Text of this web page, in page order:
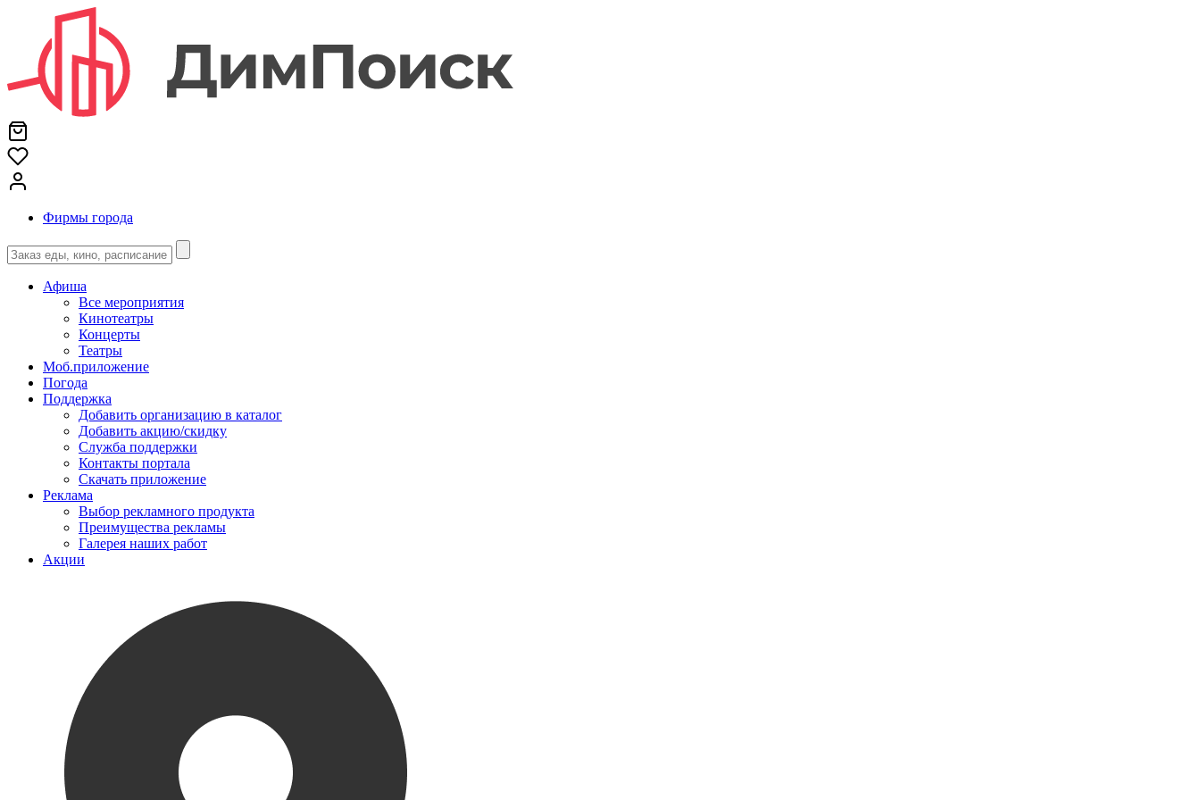
Фирмы города
Афиша
Все мероприятия
Кинотеатры
Концерты
Театры
Моб.приложение
Погода
Поддержка
Добавить организацию в каталог
Добавить акцию/скидку
Служба поддержки
Контакты портала
Скачать приложение
Реклама
Выбор рекламного продукта
Преимущества рекламы
Галерея наших работ
Акции